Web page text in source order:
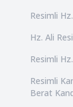
Resimli
Hz. Ali
Resimli
Resimli
Berat